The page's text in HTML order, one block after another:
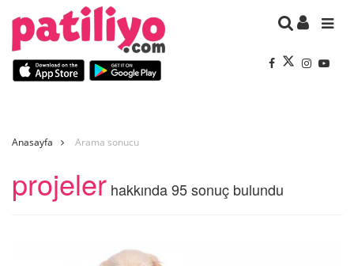
Anasayfa Arama sonucu
projeler hakkında 95 sonuç bulundu